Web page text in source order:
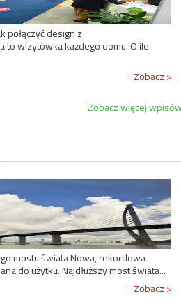
połączyć design z
to wizytówka każdego domu. O ile
Zobacz >
Zobacz więcej
mostu świata Nowa, rekordowa
do użytku. Najdłuższy most świata...
Zobacz >